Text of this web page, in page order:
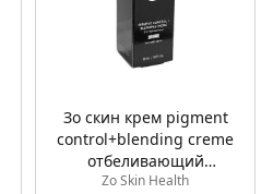
Зо скин крем pigment
control+blending creme
отбеливающий
компонетный 30мл
Zo Skin Health